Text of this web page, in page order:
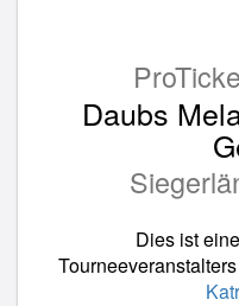
Daubs
Dies ist
Tourneeveranstalters